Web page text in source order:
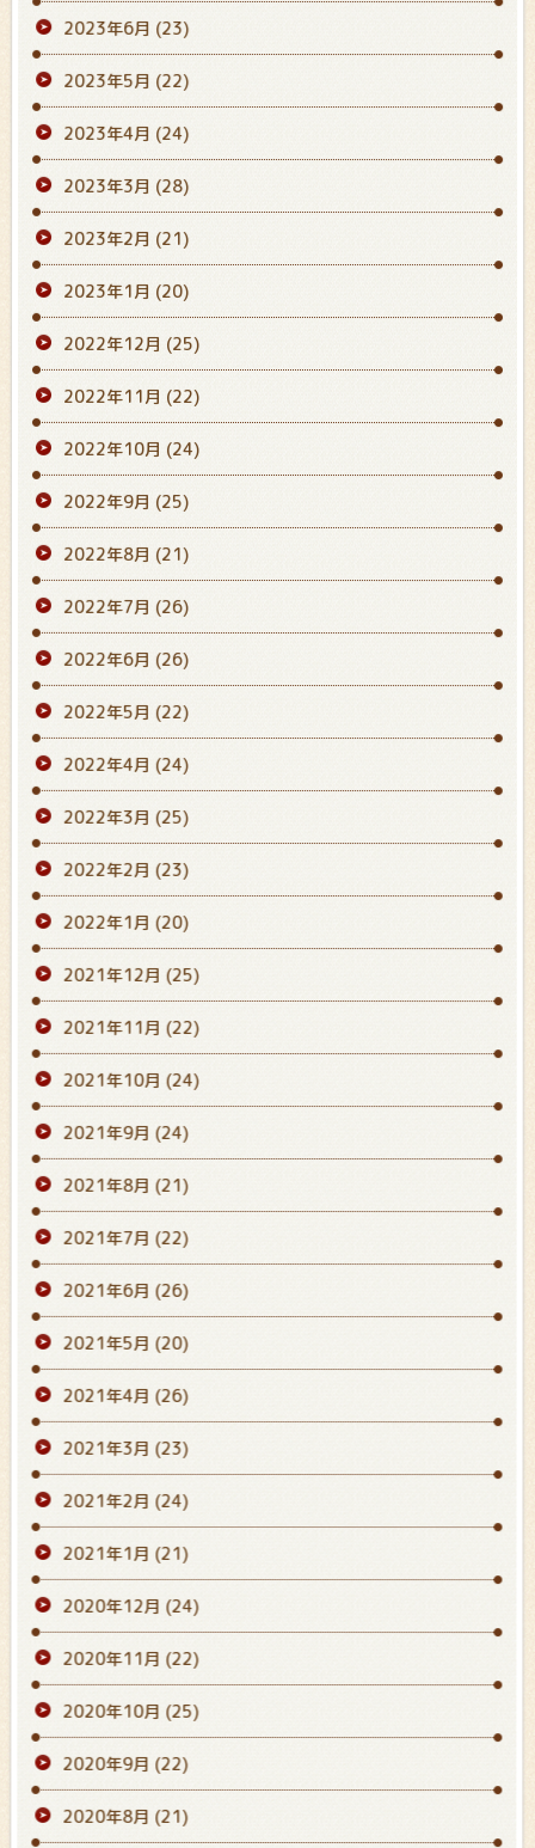
2023年6月 (23)
2023年5月 (22)
2023年4月 (24)
2023年3月 (28)
2023年2月 (21)
2023年1月 (20)
2022年12月 (25)
2022年11月 (22)
2022年10月 (24)
2022年9月 (25)
2022年8月 (21)
2022年7月 (26)
2022年6月 (26)
2022年5月 (22)
2022年4月 (24)
2022年3月 (25)
2022年2月 (23)
2022年1月 (20)
2021年12月 (25)
2021年11月 (22)
2021年10月 (24)
2021年9月 (24)
2021年8月 (21)
2021年7月 (22)
2021年6月 (26)
2021年5月 (20)
2021年4月 (26)
2021年3月 (23)
2021年2月 (24)
2021年1月 (21)
2020年12月 (24)
2020年11月 (22)
2020年10月 (25)
2020年9月 (22)
2020年8月 (21)